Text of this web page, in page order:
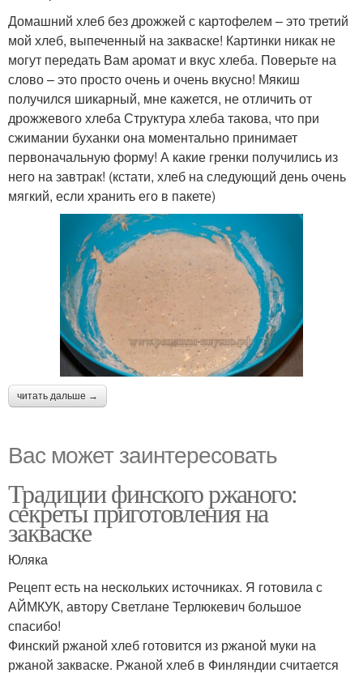
Домашний хлеб без дрожжей с картофелем – это третий
мой хлеб, выпеченный на закваске! Картинки никак не
могут передать Вам аромат и вкус хлеба. Поверьте на
слово – это просто очень и очень вкусно! Мякиш
получился шикарный, мне кажется, не отличить от
дрожжевого хлеба Структура хлеба такова, что при
сжимании буханки она моментально принимает
первоначальную форму! А какие гренки получились из
него на завтрак! (кстати, хлеб на следующий день очень
мягкий, если хранить его в пакете)
читать дальше →
Вас может заинтересовать
Традиции финского ржаного:
секреты приготовления на
закваске
Юляка
Рецепт есть на нескольких источниках. Я готовила с
АЙМКУК, автору Светлане Терлюкевич большое
спасибо!
Финский ржаной хлеб готовится из ржаной муки на
ржаной закваске. Ржаной хлеб в Финляндии считается